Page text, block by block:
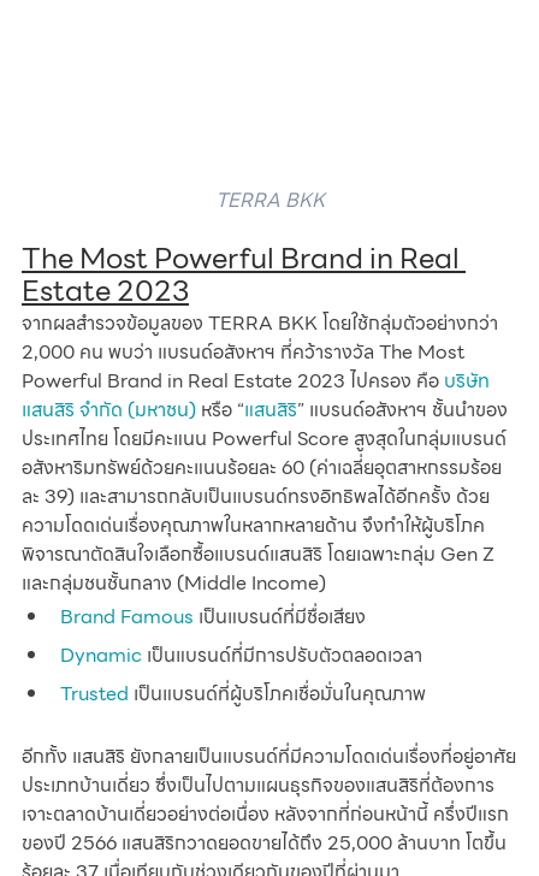
TERRA BKK
The Most Powerful Brand in Real
Estate 2023
จากผลสำรวจข้อมูลของ TERRA BKK โดยใช้กลุ่มตัวอย่างกว่า
2,000 คน พบว่า แบรนด์อสังหาฯ ที่คว้ารางวัล The Most
Powerful Brand in Real Estate 2023 ไปครอง คือ บริษัท
แสนสิริ จำกัด (มหาชน) หรือ “แสนสิริ” แบรนด์อสังหาฯ ชั้นนำของ
ประเทศไทย โดยมีคะแนน Powerful Score สูงสุดในกลุ่มแบรนด์
อสังหาริมทรัพย์ด้วยคะแนนร้อยละ 60 (ค่าเฉลี่ยอุตสาหกรรมร้อย
ละ 39) และสามารถกลับเป็นแบรนด์ทรงอิทธิพลได้อีกครั้ง ด้วย
ความโดดเด่นเรื่องคุณภาพในหลากหลายด้าน จึงทำให้ผู้บริโภค
พิจารณาตัดสินใจเลือกซื้อแบรนด์แสนสิริ โดยเฉพาะกลุ่ม Gen Z
และกลุ่มชนชั้นกลาง (Middle Income)
Brand Famous เป็นแบรนด์ที่มีชื่อเสียง
Dynamic เป็นแบรนด์ที่มีการปรับตัวตลอดเวลา
Trusted เป็นแบรนด์ที่ผู้บริโภคเชื่อมั่นในคุณภาพ
อีกทั้ง แสนสิริ ยังกลายเป็นแบรนด์ที่มีความโดดเด่นเรื่องที่อยู่อาศัย
ประเภทบ้านเดี่ยว ซึ่งเป็นไปตามแผนธุรกิจของแสนสิริที่ต้องการ
เจาะตลาดบ้านเดี่ยวอย่างต่อเนื่อง หลังจากที่ก่อนหน้านี้ ครึ่งปีแรก
ของปี 2566 แสนสิริกวาดยอดขายได้ถึง 25,000 ล้านบาท โตขึ้น